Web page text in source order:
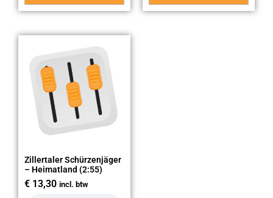
Zillertaler Schürzenjäger
– Heimatland (2:55)
€ 13,30 incl. btw